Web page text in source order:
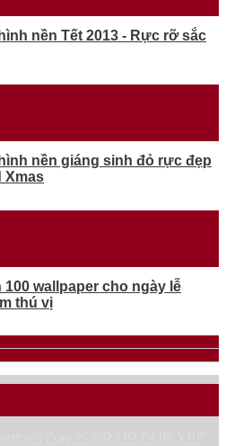
nền Tết 2013 - Rực rỡ sắc
nền giáng sinh đỏ rực đẹp
Xmas
wallpaper cho ngày lễ
thú vị